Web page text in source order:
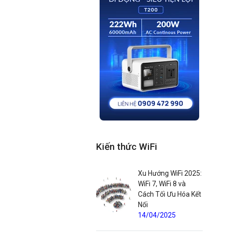
Kiến thức WiFi
Xu Hướng WiFi 2025:
WiFi 7, WiFi 8 và
Cách Tối Ưu Hóa Kết
Nối
14/04/2025